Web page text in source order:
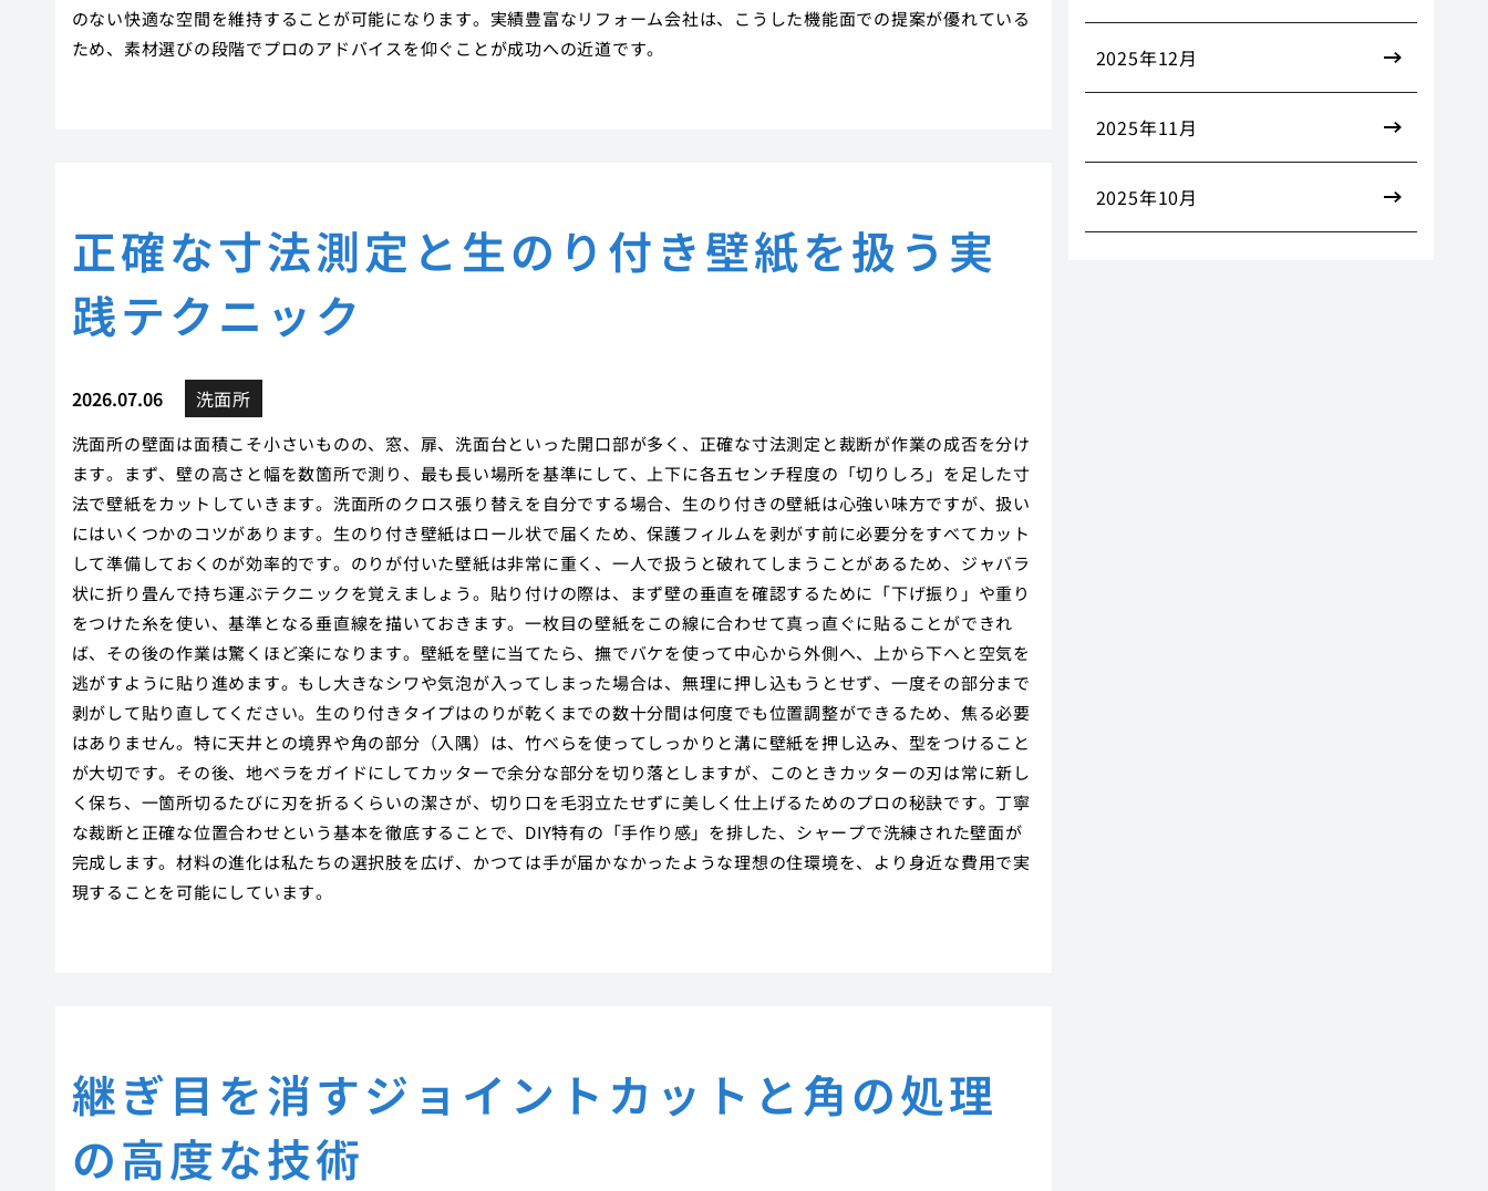
のない快適な空間を維持することが可能になります。実績豊富なリフォーム会社は、こうした機能面での提案が優れている
ため、素材選びの段階でプロのアドバイスを仰ぐことが成功への近道です。
正確な寸法測定と生のり付き壁紙を扱う実
践テクニック
2026.07.06 洗面所
洗面所の壁面は面積こそ小さいものの、窓、扉、洗面台といった開口部が多く、正確な寸法測定と裁断が作業の成否を分け
ます。まず、壁の高さと幅を数箇所で測り、最も長い場所を基準にして、上下に各五センチ程度の「切りしろ」を足した寸
法で壁紙をカットしていきます。洗面所のクロス張り替えを自分でする場合、生のり付きの壁紙は心強い味方ですが、扱い
にはいくつかのコツがあります。生のり付き壁紙はロール状で届くため、保護フィルムを剥がす前に必要分をすべてカット
して準備しておくのが効率的です。のりが付いた壁紙は非常に重く、一人で扱うと破れてしまうことがあるため、ジャバラ
状に折り畳んで持ち運ぶテクニックを覚えましょう。貼り付けの際は、まず壁の垂直を確認するために「下げ振り」や重り
をつけた糸を使い、基準となる垂直線を描いておきます。一枚目の壁紙をこの線に合わせて真っ直ぐに貼ることができれ
ば、その後の作業は驚くほど楽になります。壁紙を壁に当てたら、撫でバケを使って中心から外側へ、上から下へと空気を
逃がすように貼り進めます。もし大きなシワや気泡が入ってしまった場合は、無理に押し込もうとせず、一度その部分まで
剥がして貼り直してください。生のり付きタイプはのりが乾くまでの数十分間は何度でも位置調整ができるため、焦る必要
はありません。特に天井との境界や角の部分（入隅）は、竹べらを使ってしっかりと溝に壁紙を押し込み、型をつけること
が大切です。その後、地ベラをガイドにしてカッターで余分な部分を切り落としますが、このときカッターの刃は常に新し
く保ち、一箇所切るたびに刃を折るくらいの潔さが、切り口を毛羽立たせずに美しく仕上げるためのプロの秘訣です。丁寧
な裁断と正確な位置合わせという基本を徹底することで、DIY特有の「手作り感」を排した、シャープで洗練された壁面が
完成します。材料の進化は私たちの選択肢を広げ、かつては手が届かなかったような理想の住環境を、より身近な費用で実
現することを可能にしています。
継ぎ目を消すジョイントカットと角の処理
の高度な技術
2025年12月
2025年11月
2025年10月